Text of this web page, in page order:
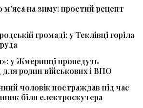
на зиму: простий рецепт
громаді: у Теклівці горіла
у Жмеринці проведуть
для родин військових і ВПО
чоловік постраждав під час
біля електроскутера